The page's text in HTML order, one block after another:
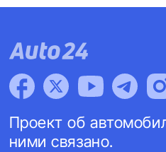
Проект об
ними связано.